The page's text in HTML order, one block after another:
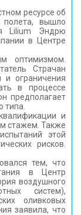
ресурсе об
полета, вышло
Lilium Эндрю
в Центре
оптимизмом.
Страчан
ограничения
в процессе
предполагает
типа.
и
стажем. Также
этой
рисков.
тем, что
в Центр
воздушного
систем),
оливковых
заявила, что